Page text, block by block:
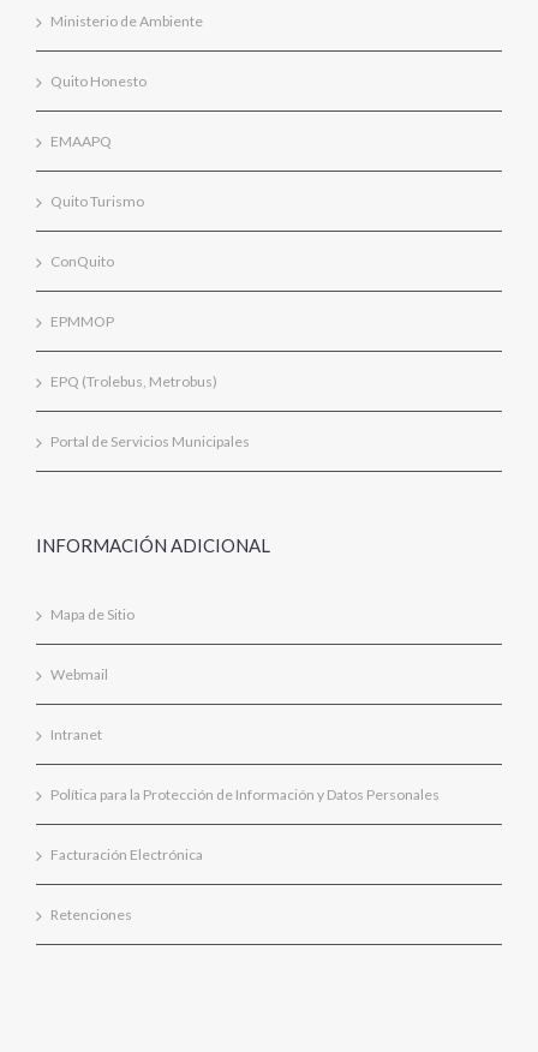
Ministerio de Ambiente
Quito Honesto
EMAAPQ
Quito Turismo
ConQuito
EPMMOP
EPQ (Trolebus, Metrobus)
Portal de Servicios Municipales
INFORMACIÓN ADICIONAL
Mapa de Sitio
Webmail
Intranet
Política para la Protección de Información y Datos Personales
Facturación Electrónica
Retenciones